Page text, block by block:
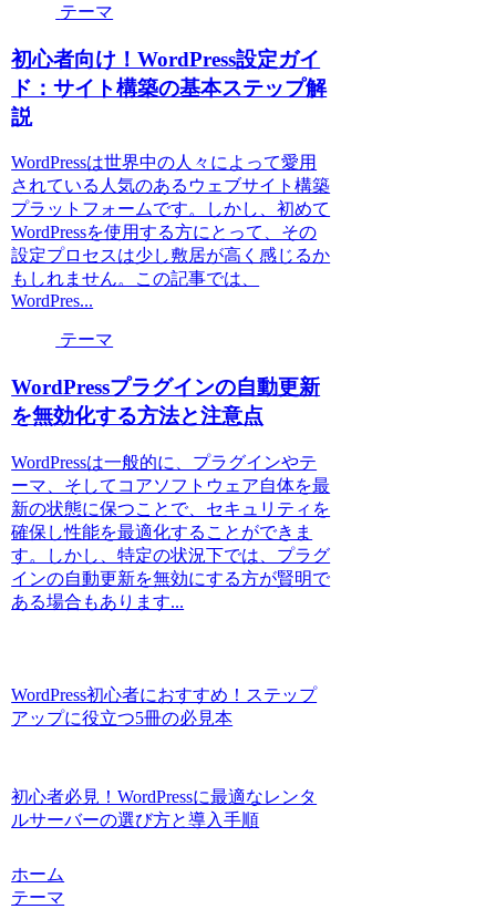
テーマ
初心者向け！WordPress設定ガイ
ド：サイト構築の基本ステップ解
説
WordPressは世界中の人々によって愛用
されている人気のあるウェブサイト構築
プラットフォームです。しかし、初めて
WordPressを使用する方にとって、その
設定プロセスは少し敷居が高く感じるか
もしれません。この記事では、
WordPres...
テーマ
WordPressプラグインの自動更新
を無効化する方法と注意点
WordPressは一般的に、プラグインやテ
ーマ、そしてコアソフトウェア自体を最
新の状態に保つことで、セキュリティを
確保し性能を最適化することができま
す。しかし、特定の状況下では、プラグ
インの自動更新を無効にする方が賢明で
ある場合もあります...
WordPress初心者におすすめ！ステップ
アップに役立つ5冊の必見本
初心者必見！WordPressに最適なレンタ
ルサーバーの選び方と導入手順
ホーム
テーマ